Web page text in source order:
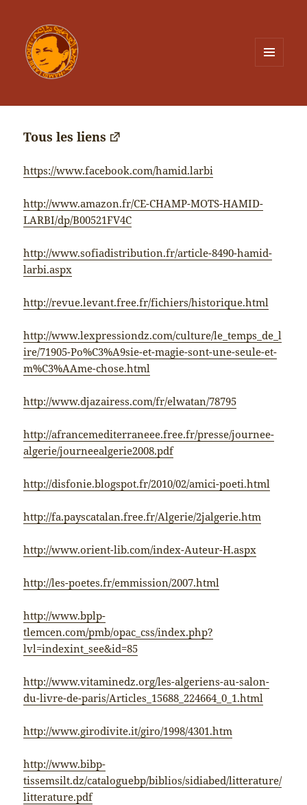
Tous les liens
https://www.facebook.com/hamid.larbi
http://www.amazon.fr/CE-CHAMP-MOTS-HAMID-
LARBI/dp/B00521FV4C
http://www.sofiadistribution.fr/article-8490-hamid-
larbi.aspx
http://revue.levant.free.fr/fichiers/historique.html
http://www.lexpressiondz.com/culture/le_temps_de_l
ire/71905-Po%C3%A9sie-et-magie-sont-une-seule-et-
m%C3%AAme-chose.html
http://www.djazairess.com/fr/elwatan/78795
http://afrancemediterraneee.free.fr/presse/journee-
algerie/journeealgerie2008.pdf
http://disfonie.blogspot.fr/2010/02/amici-poeti.html
http://fa.payscatalan.free.fr/Algerie/2jalgerie.htm
http://www.orient-lib.com/index-Auteur-H.aspx
http://les-poetes.fr/emmission/2007.html
http://www.bplp-
tlemcen.com/pmb/opac_css/index.php?
lvl=indexint_see&id=85
http://www.vitaminedz.org/les-algeriens-au-salon-
du-livre-de-paris/Articles_15688_224664_0_1.html
http://www.girodivite.it/giro/1998/4301.htm
http://www.bibp-
tissemsilt.dz/cataloguebp/biblios/sidiabed/litterature/
litterature.pdf